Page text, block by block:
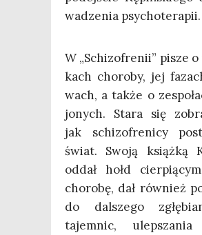
wa­dze­nia psychoterapii.
W „Schi­zo­fre­nii” pisze
kach cho­ro­by, jej
wach, a tak­że o
jo­nych. Sta­ra się
jak schi­zo­fre­ni­cy
świat. Swo­ją książ­ką
oddał hołd
cho­ro­bę, dał rów­nież
do dal­sze­go
tajem­nic,